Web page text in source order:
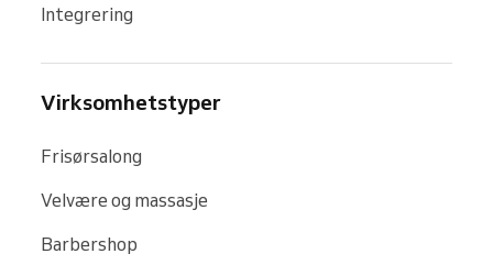
Integrering
Virksomhetstyper
Frisørsalong
Velvære og massasje
Barbershop